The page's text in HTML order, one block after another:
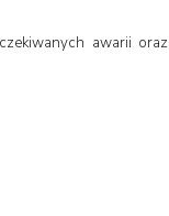
awarii oraz